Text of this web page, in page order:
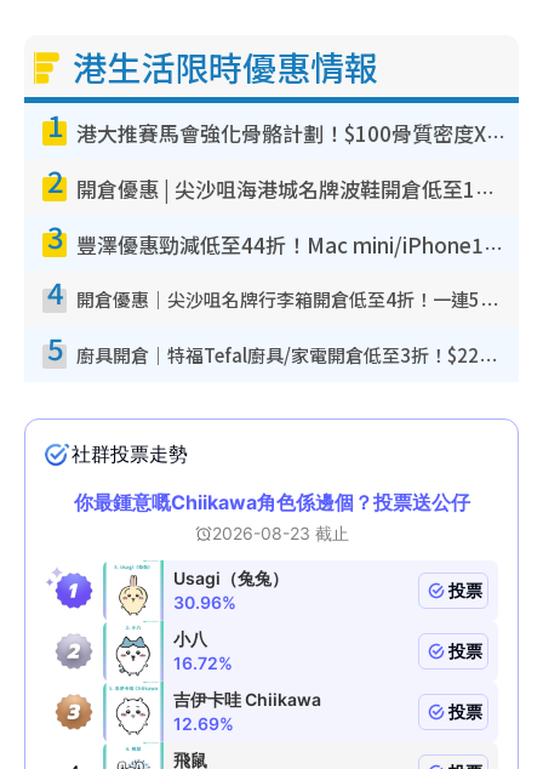
港生活限時優惠情報
1 港大推賽馬會強化骨骼計劃！$100骨質密度X光檢查 完成免費運動訓練送超市禮券！附參加資格
2 開倉優惠 | 尖沙咀海港城名牌波鞋開倉低至1折！On鞋$899起／Joy&Peace鞋履$98起
3 豐澤優惠勁減低至44折！Mac mini/iPhone17Pro大減價！廚房家電$220起
4 開倉優惠｜尖沙咀名牌行李箱開倉低至4折！一連5日 American Tourister/ace./Hallmark $200起！
5 廚具開倉｜特福Tefal廚具/家電開倉低至3折！$220起買平底鍋/炒鑊/湯煲！電飯煲/吸塵機/燙斗$418起